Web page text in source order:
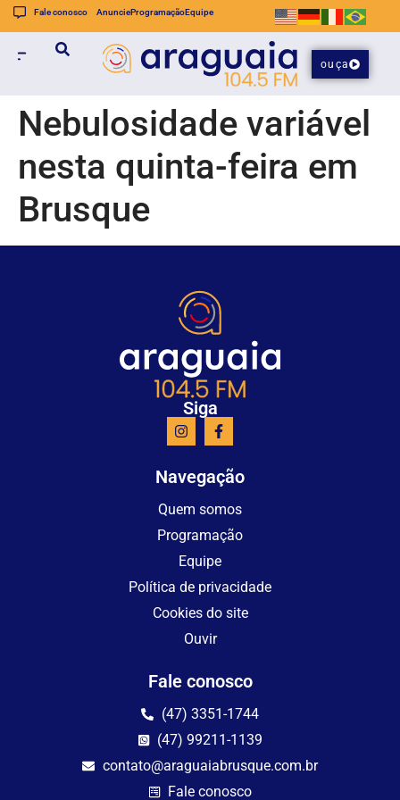
Fale conosco AnuncieProgramaçãoEquipe
ouça
Nebulosidade variável
nesta quinta-feira em
Brusque
Siga
Navegação
Quem somos
Programação
Equipe
Política de privacidade
Cookies do site
Ouvir
Fale conosco
(47) 3351-1744
(47) 99211-1139
contato@araguaiabrusque.com.br
Fale conosco